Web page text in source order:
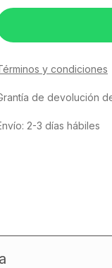
y condiciones
de devolución
2-3 días hábiles